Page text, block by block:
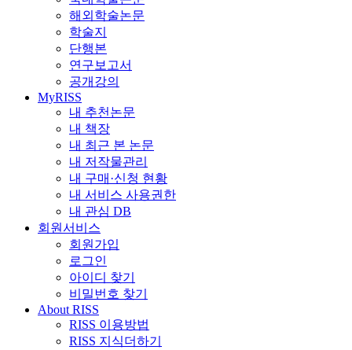
해외학술논문
학술지
단행본
연구보고서
공개강의
MyRISS
내 추천논문
내 책장
내 최근 본 논문
내 저작물관리
내 구매·신청 현황
내 서비스 사용권한
내 관심 DB
회원서비스
회원가입
로그인
아이디 찾기
비밀번호 찾기
About RISS
RISS 이용방법
RISS 지식더하기